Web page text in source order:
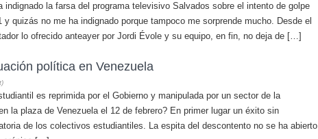
indignado la farsa del programa televisivo Salvados sobre el intento de golpe
y quizás no me ha indignado porque tampoco me sorprende mucho. Desde el
lo ofrecido anteayer por Jordi Évole y su equipo, en fin, no deja de […]
política en Venezuela
es reprimida por el Gobierno y manipulada por un sector de la
la plaza de Venezuela el 12 de febrero? En primer lugar un éxito sin
de los colectivos estudiantiles. La espita del descontento no se ha abierto